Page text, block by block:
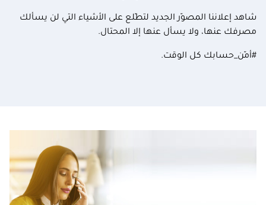
شاهد إعلاننا المصوّر الجديد لتطّلع على الأشياء التي لن يسألك
مصرفك عنها، ولا يسأل عنها إلا المحتال.
#أمّن_حسابك كل الوقت.